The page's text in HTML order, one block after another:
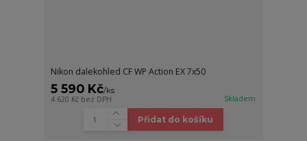
Nikon dalekohled CF WP Action EX 7x50
5 590 Kč/ks
4 620 Kč bez DPH Skladem
Přidat do košíku